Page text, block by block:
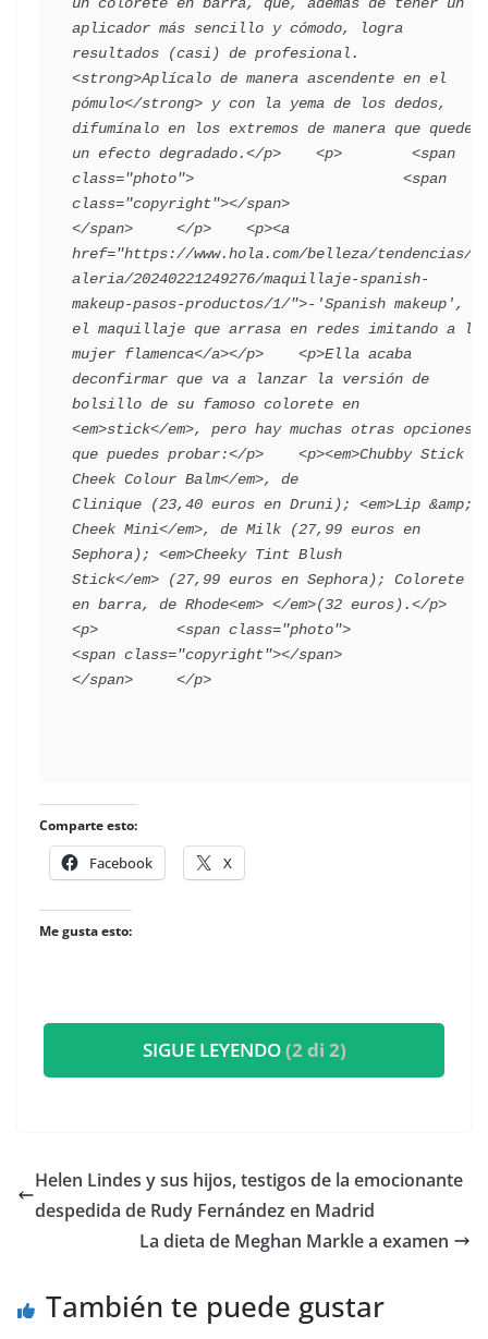
aplicador más sencillo y cómodo, logra
resultados (casi) de profesional.
<strong>Aplícalo de manera ascendente en el
pómulo</strong> y con la yema de los dedos,
difumínalo en los extremos de manera que quede
un efecto degradado.</p>    <p>        <span
class="photo">                        <span
class="copyright"></span>
</span>     </p>    <p><a
href="https://www.hola.com/belleza/tendencias/g
aleria/20240221249276/maquillaje-spanish-
makeup-pasos-productos/1/">-'Spanish makeup',
el maquillaje que arrasa en redes imitando a la
mujer flamenca</a></p>    <p>Ella acaba
deconfirmar que va a lanzar la versión de
bolsillo de su famoso colorete en
<em>stick</em>, pero hay muchas otras opciones
que puedes probar:</p>    <p><em>Chubby Stick
Cheek Colour Balm</em>, de
Clinique (23,40 euros en Druni); <em>Lip &amp;
Cheek Mini</em>, de Milk (27,99 euros en
Sephora); <em>Cheeky Tint Blush
Stick</em> (27,99 euros en Sephora); Colorete
en barra, de Rhode<em> </em>(32 euros).</p>
<p>         <span class="photo">
<span class="copyright"></span>
Comparte esto:
Facebook X
Me gusta esto:
SIGUE LEYENDO(2 di 2)
​Helen Lindes y sus hijos, testigos de la emocionante
despedida de Rudy Fernández en Madrid
​La dieta de Meghan Markle a examen
También te puede gustar